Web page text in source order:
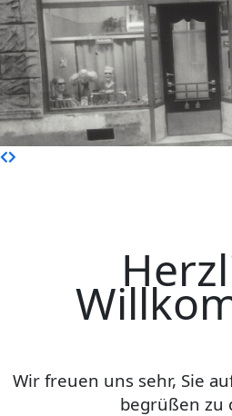
Wir freuen uns sehr, Sie
begrüßen zu